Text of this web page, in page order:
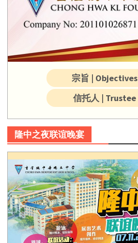
宗旨 | Objectives
信托人 | Trustee
隆中之夜联谊晚宴